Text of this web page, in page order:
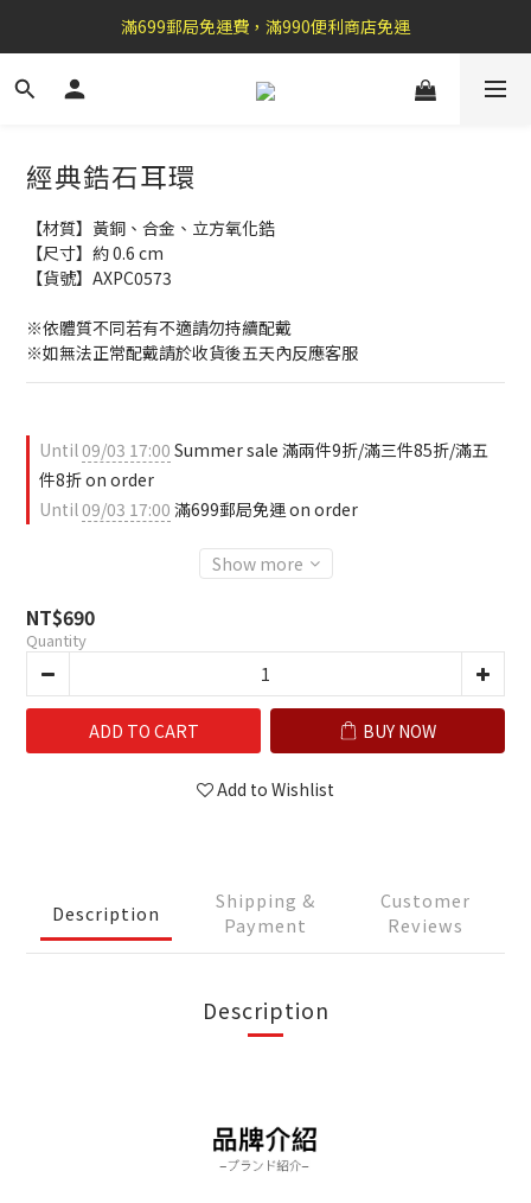
盛夏祭典：全館滿1000折100，滿2000贈『自粘式多功能包巾』
滿699郵局免運費，滿990便利商店免運
加 入 官 方 L I N E 好 友 , 領 取$ 3 0元折扣券   →
經典鋯石耳環
【材質】黃銅、合金、立方氧化鋯
【尺寸】約 0.6 cm
【貨號】AXPC0573
※依體質不同若有不適請勿持續配戴
※如無法正常配戴請於收貨後五天內反應客服
Until09/03 17:00 Summer sale 滿兩件9折/滿三件85折/滿五
件8折 on order
Until09/03 17:00 滿699郵局免運 on order
Show more
NT$690
Quantity
ADD TO CART BUY NOW
Add to Wishlist
Description
Shipping &
Payment
Customer
Reviews
Description